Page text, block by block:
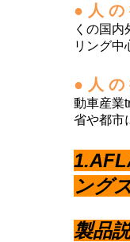
● 人 の
くの国内
リング中
● 人 の
動車産業
省や都市
ング
製品